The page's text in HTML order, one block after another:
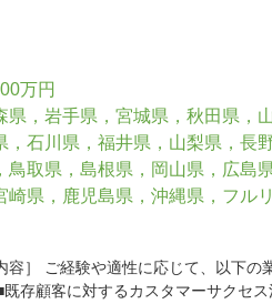
万円
県，岩手県，宮城県，秋田県，
，石川県，福井県，山梨県，長
鳥取県，島根県，岡山県，広島
崎県，鹿児島県，沖縄県，フル
容］ ご経験や適性に応じて、以下
存顧客に対するカスタマーサクセ